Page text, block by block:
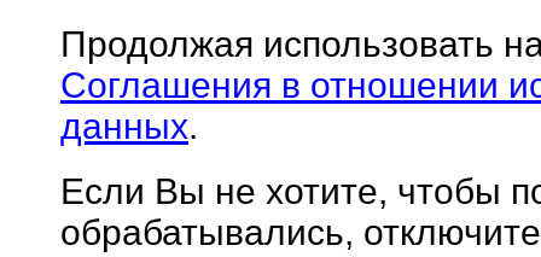
Продолжая использовать
Соглашения в отношении
данных.
Если Вы не хотите, чтобы
обрабатывались,